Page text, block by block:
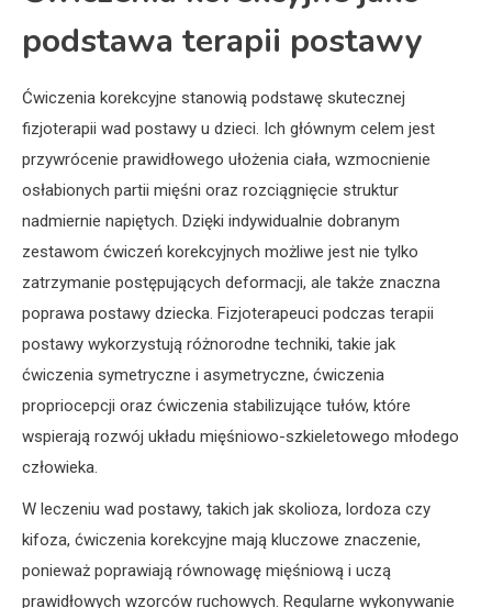
podstawa terapii postawy
Ćwiczenia korekcyjne stanowią podstawę skutecznej
fizjoterapii wad postawy u dzieci. Ich głównym celem jest
przywrócenie prawidłowego ułożenia ciała, wzmocnienie
osłabionych partii mięśni oraz rozciągnięcie struktur
nadmiernie napiętych. Dzięki indywidualnie dobranym
zestawom ćwiczeń korekcyjnych możliwe jest nie tylko
zatrzymanie postępujących deformacji, ale także znaczna
poprawa postawy dziecka. Fizjoterapeuci podczas terapii
postawy wykorzystują różnorodne techniki, takie jak
ćwiczenia symetryczne i asymetryczne, ćwiczenia
propriocepcji oraz ćwiczenia stabilizujące tułów, które
wspierają rozwój układu mięśniowo-szkieletowego młodego
człowieka.
W leczeniu wad postawy, takich jak skolioza, lordoza czy
kifoza, ćwiczenia korekcyjne mają kluczowe znaczenie,
ponieważ poprawiają równowagę mięśniową i uczą
prawidłowych wzorców ruchowych. Regularne wykonywanie